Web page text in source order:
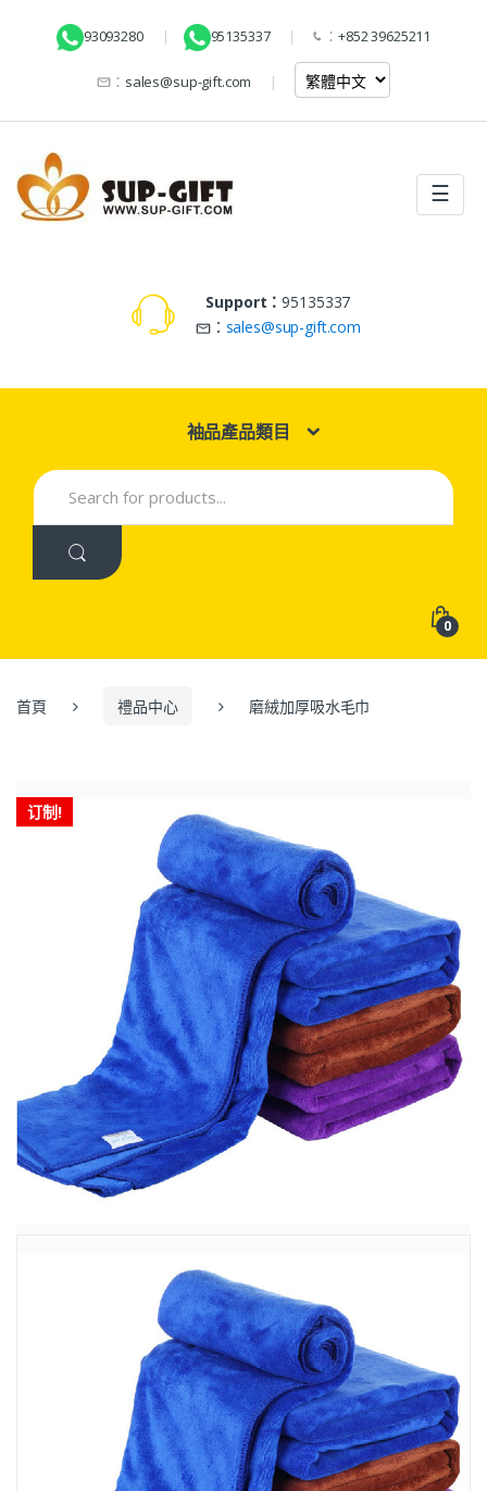
93093280 95135337 ： +852 39625211
： sales@sup-gift.com
☰
Support：95135337
： sales@sup-gift.com
袖品產品類目
Search
for:
0
首頁 禮品中心 磨絨加厚吸水毛巾
订制!